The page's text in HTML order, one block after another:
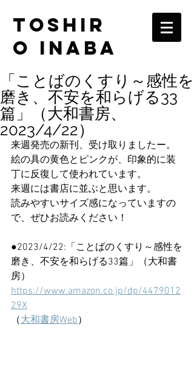
TOSHIR
O INABA
「ことばのくすり～感性を
磨き、不安を和らげる33
篇」（大和書房、
2023/4/22）
来週発売の新刊、受け取りましたー。
絵の具の黄色とピンクが、印象的に装
丁に反復して使われています。
来週には書店に並ぶと思います。
読みやすいサイズ感になっていますの
で、ぜひお読みください！
●2023/4/22:「ことばのくすり～感性を
磨き、不安を和らげる33篇」（大和書
房）
https://www.amazon.co.jp/dp/4479012
29X
（大和書房Web）